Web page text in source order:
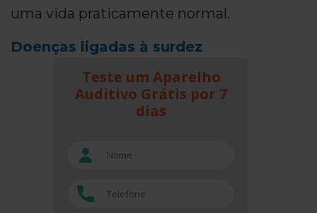
uma vida praticamente normal.
Doenças ligadas à surdez
Teste um Aparelho
Auditivo Grátis por 7
dias